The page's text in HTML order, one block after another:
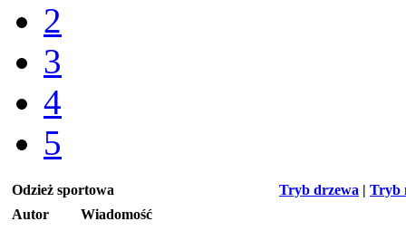
2
3
4
5
Tryb drzewa | Tryb
Odzież sportowa
Autor
Wiadomość